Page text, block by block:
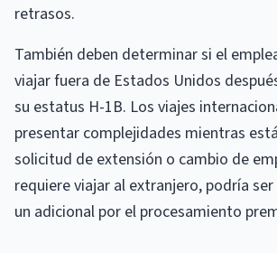
retrasos.
También deben determinar si el
viajar fuera de Estados Unidos
su estatus H-1B. Los viajes
presentar complejidades mientras
solicitud de extensión o cambio de
requiere viajar al extranjero, podría
un adicional por el procesamiento